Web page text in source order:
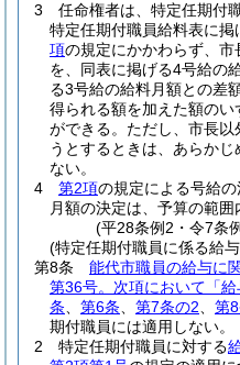
3
任命権者は、特定任期付
特定任期付職員給料表に掲
項の規定にかかわらず、
を、同表に掲げる4号給の
る3号給の給料月額との差
得られる額を加えた額のい
ができる。 ただし、市長以
うとするときは、あらか
ない。
4
第2項の規定による号給
月額の決定は、予算の範囲
(平28条例2・令7条
(特定任期付職員に係る給
第8条
能代市職員の給与に
第36号。次項において「
条
第6条 第7条の2 第
期付職員には適用しない。
2
特定任期付職員に対する